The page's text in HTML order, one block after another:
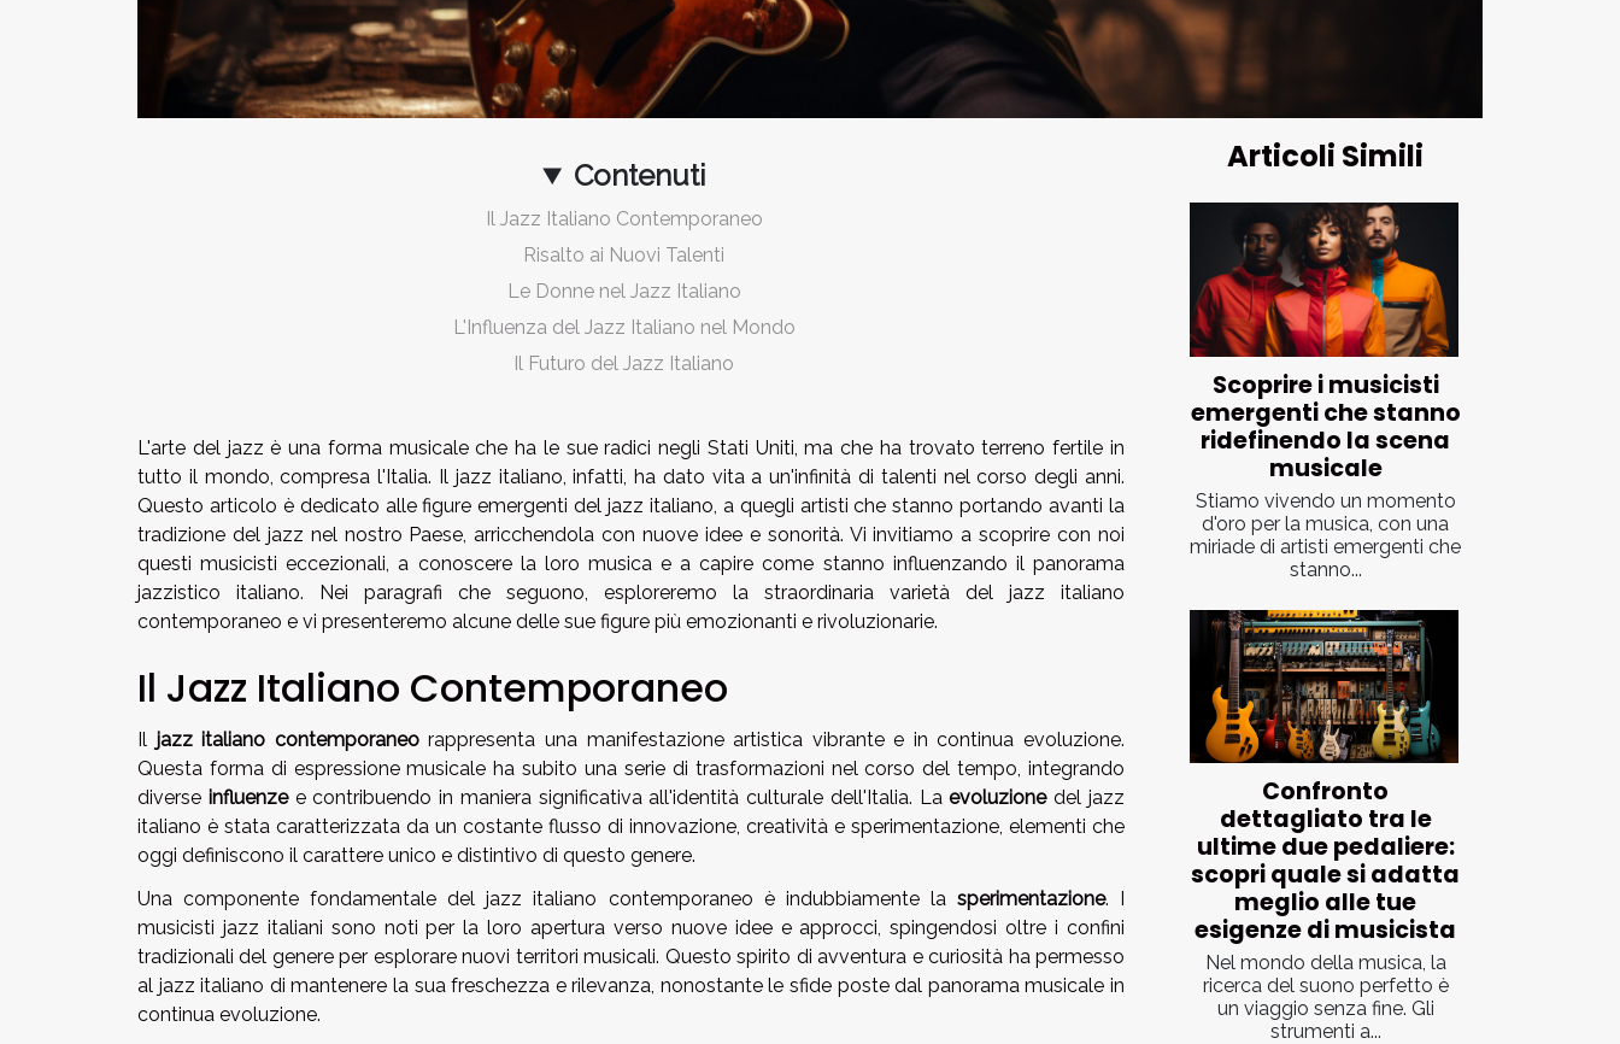
Contenuti
Il Jazz Italiano Contemporaneo
Risalto ai Nuovi Talenti
Le Donne nel Jazz Italiano
L'Influenza del Jazz Italiano nel Mondo
Il Futuro del Jazz Italiano
L'arte del jazz è una forma musicale che ha le sue radici negli Stati Uniti, ma che ha trovato terreno fertile in
tutto il mondo, compresa l'Italia. Il jazz italiano, infatti, ha dato vita a un'infinità di talenti nel corso degli anni.
Questo articolo è dedicato alle figure emergenti del jazz italiano, a quegli artisti che stanno portando avanti la
tradizione del jazz nel nostro Paese, arricchendola con nuove idee e sonorità. Vi invitiamo a scoprire con noi
questi musicisti eccezionali, a conoscere la loro musica e a capire come stanno influenzando il panorama
jazzistico italiano. Nei paragrafi che seguono, esploreremo la straordinaria varietà del jazz italiano
contemporaneo e vi presenteremo alcune delle sue figure più emozionanti e rivoluzionarie.
Il Jazz Italiano Contemporaneo
Il jazz italiano contemporaneorappresenta una manifestazione artistica vibrante e in continua evoluzione.
Questa forma di espressione musicale ha subito una serie di trasformazioni nel corso del tempo, integrando
diverse influenzee contribuendo in maniera significativa all'identità culturale dell'Italia. Laevoluzionedel jazz
italiano è stata caratterizzata da un costante flusso di innovazione, creatività e sperimentazione, elementi che
oggi definiscono il carattere unico e distintivo di questo genere.
Una componente fondamentale del jazz italiano contemporaneo è indubbiamente la sperimentazione. I
musicisti jazz italiani sono noti per la loro apertura verso nuove idee e approcci, spingendosi oltre i confini
tradizionali del genere per esplorare nuovi territori musicali. Questo spirito di avventura e curiosità ha permesso
al jazz italiano di mantenere la sua freschezza e rilevanza, nonostante le sfide poste dal panorama musicale in
continua evoluzione.
Articoli Simili
Scoprire i musicisti
emergenti che stanno
ridefinendo la scena
musicale
Stiamo vivendo un momento
d'oro per la musica, con una
miriade di artisti emergenti che
stanno...
Confronto
dettagliato tra le
ultime due pedaliere:
scopri quale si adatta
meglio alle tue
esigenze di musicista
Nel mondo della musica, la
ricerca del suono perfetto è
un viaggio senza fine. Gli
strumenti a...